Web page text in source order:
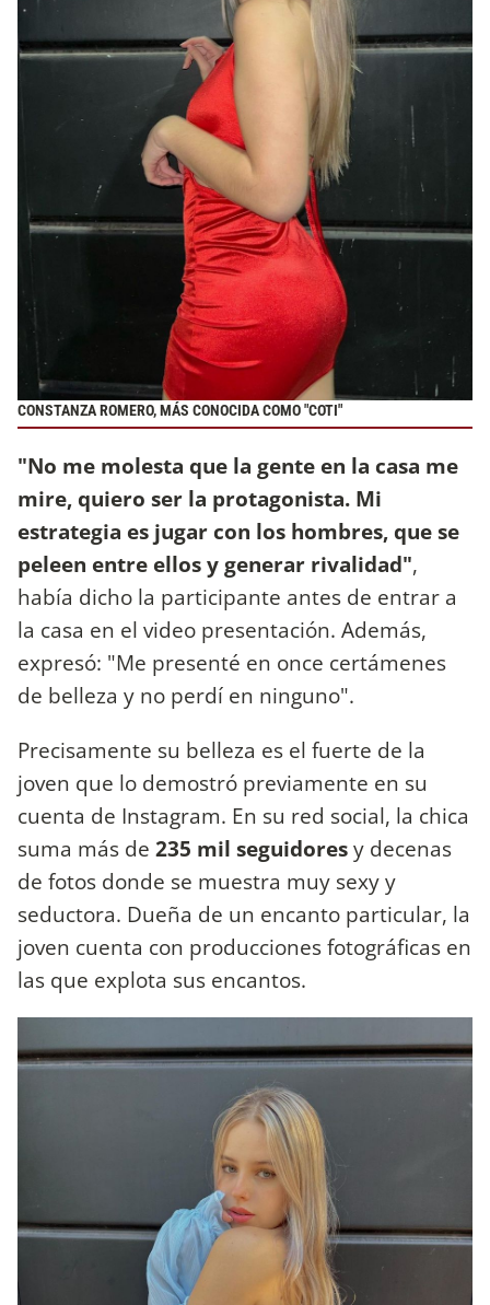
CONSTANZA ROMERO,MÁS CONOCIDA COMO "COTI"
"No me molesta que la gente en la casa me
mire, quiero ser la protagonista. Mi
estrategia es jugar con los hombres, que se
peleen entre ellos y generar rivalidad",
había dicho la participante antes de entrar a
la casa en el video presentación. Además,
expresó: "Me presenté en once certámenes
de belleza y no perdí en ninguno".
Precisamente su belleza es el fuerte de la
joven que lo demostró previamente en su
cuenta de Instagram. En su red social, la chica
suma más de 235 mil seguidoresy decenas
de fotos donde se muestra muy sexy y
seductora. Dueña de un encanto particular, la
joven cuenta con producciones fotográficas en
las que explota sus encantos.